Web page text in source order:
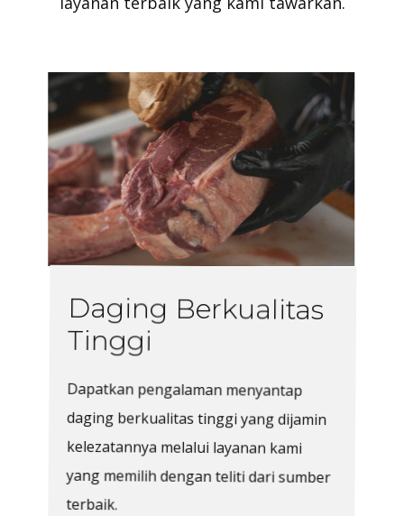
Daging Berkualitas
Tinggi
Dapatkan pengalaman menyantap
daging berkualitas tinggi yang dijamin
kelezatannya melalui layanan kami
yang memilih dengan teliti dari sumber
terbaik.